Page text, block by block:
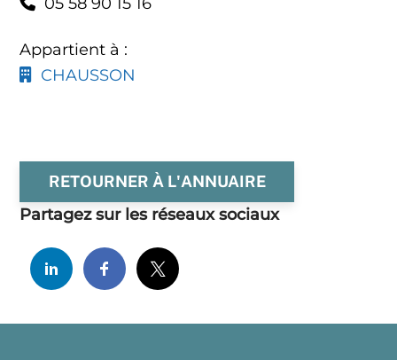
Appartient à :
CHAUSSON
RETOURNER À L'ANNUAIRE
Partagez sur les réseaux sociaux